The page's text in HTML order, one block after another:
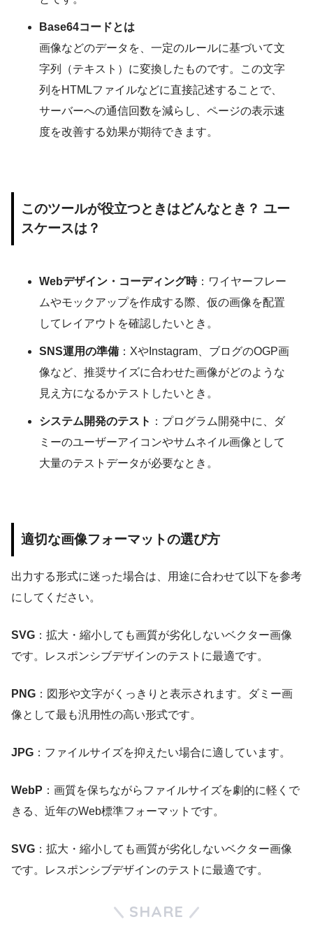
Base64コードとは
画像などのデータを、一定のルールに基づいて文
字列（テキスト）に変換したものです。この文字
列をHTMLファイルなどに直接記述することで、
サーバーへの通信回数を減らし、ページの表示速
度を改善する効果が期待できます。
このツールが役立つときはどんなとき？ ユー
スケースは？
Webデザイン・コーディング時：ワイヤーフレー
ムやモックアップを作成する際、仮の画像を配置
してレイアウトを確認したいとき。
SNS運用の準備 ：XやInstagram、ブログのOGP画
像など、推奨サイズに合わせた画像がどのような
見え方になるかテストしたいとき。
システム開発のテスト ：プログラム開発中に、ダ
ミーのユーザーアイコンやサムネイル画像として
大量のテストデータが必要なとき。
適切な画像フォーマットの選び方
出力する形式に迷った場合は、用途に合わせて以下を参考
にしてください。
SVG ：拡大・縮小しても画質が劣化しないベクター画像
です。レスポンシブデザインのテストに最適です。
PNG ：図形や文字がくっきりと表示されます。ダミー画
像として最も汎用性の高い形式です。
JPG ：ファイルサイズを抑えたい場合に適しています。
WebP ：画質を保ちながらファイルサイズを劇的に軽くで
きる、近年のWeb標準フォーマットです。
SVG ：拡大・縮小しても画質が劣化しないベクター画像
です。レスポンシブデザインのテストに最適です。
SHARE